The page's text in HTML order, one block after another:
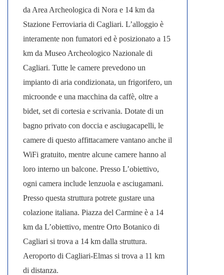
da Area Archeologica di Nora e 14 km da
Stazione Ferroviaria di Cagliari. L’alloggio è
interamente non fumatori ed è posizionato a 15
km da Museo Archeologico Nazionale di
Cagliari. Tutte le camere prevedono un
impianto di aria condizionata, un frigorifero, un
microonde e una macchina da caffè, oltre a
bidet, set di cortesia e scrivania. Dotate di un
bagno privato con doccia e asciugacapelli, le
camere di questo affittacamere vantano anche il
WiFi gratuito, mentre alcune camere hanno al
loro interno un balcone. Presso L’obiettivo,
ogni camera include lenzuola e asciugamani.
Presso questa struttura potrete gustare una
colazione italiana. Piazza del Carmine è a 14
km da L’obiettivo, mentre Orto Botanico di
Cagliari si trova a 14 km dalla struttura.
Aeroporto di Cagliari-Elmas si trova a 11 km
di distanza.